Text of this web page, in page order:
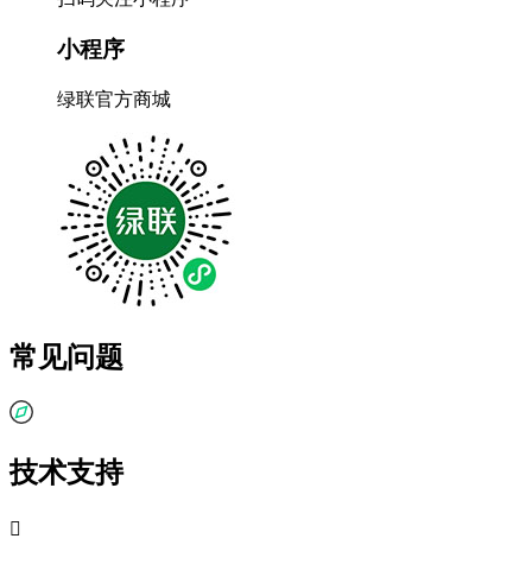
小程序
绿联官方商城
常见问题
技术支持
